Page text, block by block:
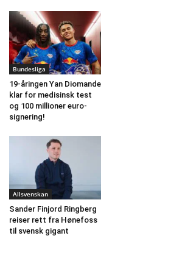
Bundesliga
19-åringen Yan Diomande
klar for medisinsk test
og 100 millioner euro-
signering!
Allsvenskan
Sander Finjord Ringberg
reiser rett fra Hønefoss
til svensk gigant